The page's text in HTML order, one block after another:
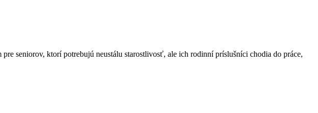
seniorov, ktorí potrebujú neustálu starostlivosť, ale ich rodinní príslušníci chodia do práce,